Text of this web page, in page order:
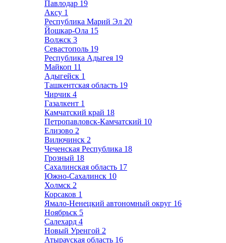
Павлодар 19
Аксу 1
Республика Марий Эл 20
Йошкар-Ола 15
Волжск 3
Севастополь 19
Республика Адыгея 19
Майкоп 11
Адыгейск 1
Ташкентская область 19
Чирчик 4
Газалкент 1
Камчатский край 18
Петропавловск-Камчатский 10
Елизово 2
Вилючинск 2
Чеченская Республика 18
Грозный 18
Сахалинская область 17
Южно-Сахалинск 10
Холмск 2
Корсаков 1
Ямало-Ненецкий автономный округ 16
Ноябрьск 5
Салехард 4
Новый Уренгой 2
Атырауская область 16